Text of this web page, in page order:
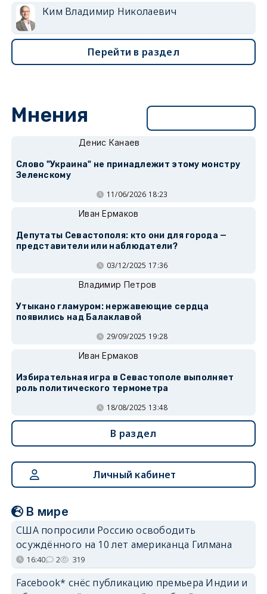
Ким Владимир Николаевич
Перейти в раздел
Мнения
Денис Канаев
Слово "Украина" не принадлежит этому монстру
Зеленскому
11/06/2026 18:23
Иван Ермаков
Депутаты Севастополя: кто они для города —
представители или наблюдатели?
03/12/2025 17:36
Владимир Петров
Утыкано гламуром: нержавеющие сердца
появились над Балаклавой
29/09/2025 19:28
Иван Ермаков
Избирательная игра в Севастополе выполняет
роль политического термометра
18/08/2025 13:48
В раздел
Личный кабинет
В мире
США попросили Россию освободить
осуждённого на 10 лет американца Гилмана
16:40 2 319
Facebook* снёс публикацию премьера Индии и